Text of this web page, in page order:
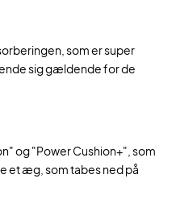
som er super
sig gældende for de
og "Power Cushion+", som
et æg, som tabes ned på